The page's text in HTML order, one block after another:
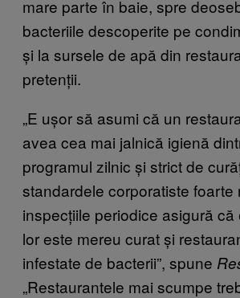
mare parte în baie, spre
bacteriile descoperite pe
și la sursele de apă din
pretenții.
„E ușor să asumi că un
avea cea mai jalnică igienă
programul zilnic și strict de
standardele corporatiste foarte
inspecțiile periodice asigură
lor este mereu curat și
infestate de bacterii”, spune
„Restaurantele mai scumpe